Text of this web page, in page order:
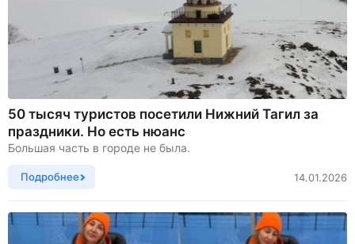
50 тысяч туристов посетили Нижний Тагил за
праздники. Но есть нюанс
Большая часть в городе не была.
Подробнее 14.01.2026